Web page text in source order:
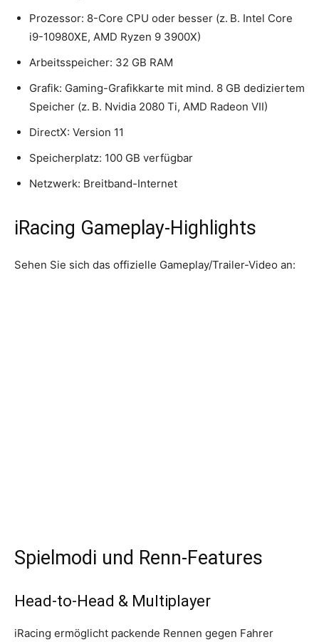
Prozessor: 8-Core CPU oder besser (z. B. Intel Core
i9-10980XE, AMD Ryzen 9 3900X)
Arbeitsspeicher: 32 GB RAM
Grafik: Gaming-Grafikkarte mit mind. 8 GB dediziertem
Speicher (z. B. Nvidia 2080 Ti, AMD Radeon VII)
DirectX: Version 11
Speicherplatz: 100 GB verfügbar
Netzwerk: Breitband-Internet
iRacing Gameplay-Highlights
Sehen Sie sich das offizielle Gameplay/Trailer-Video an:
Spielmodi und Renn-Features
Head-to-Head & Multiplayer
iRacing ermöglicht packende Rennen gegen Fahrer